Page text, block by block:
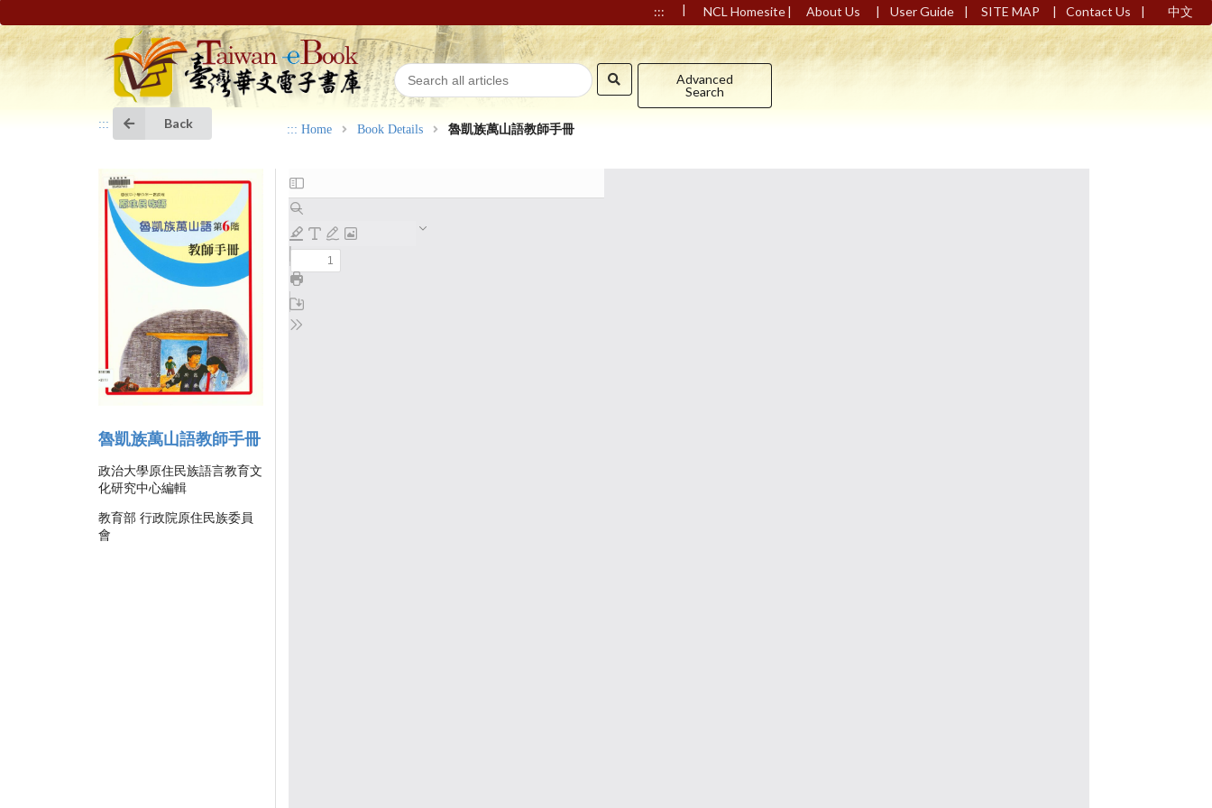
::: | NCL Homesite| About Us | User Guide | SITE MAP | Contact Us | 中文
Advanced
Search
::: Back ::: Home Book Details 魯凱族萬山語教師手冊
魯凱族萬山語教師手冊
政治大學原住民族語言教育文
化研究中心編輯
教育部 行政院原住民族委員
會